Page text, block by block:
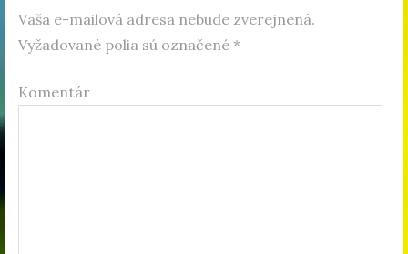
Vaša e-mailová adresa nebude zverejnená.
Vyžadované polia sú označené *
Komentár